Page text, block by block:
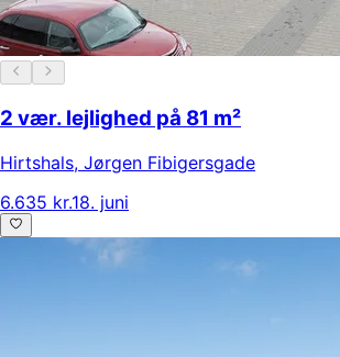
2 vær. lejlighed på 81 m²
Hirtshals, Jørgen Fibigersgade
6.635 kr.18. juni